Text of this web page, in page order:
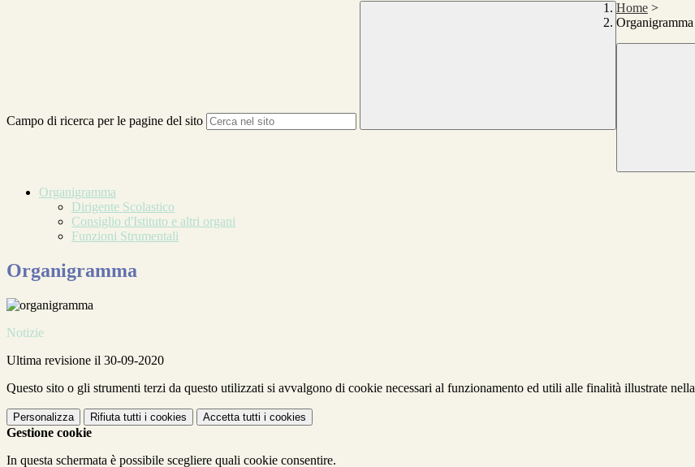
Campo di ricerca per le pagine del sito
Home >
Organigramma
Organigramma
Dirigente Scolastico
Consiglio d'Istituto e altri organi
Funzioni Strumentali
Organigramma
Notizie
Ultima revisione il 30-09-2020
Questo sito o gli strumenti terzi da questo utilizzati si avvalgono di cookie necessari al funzionamento ed utili alle finalità illustrate nella
Personalizza Rifiuta tutti i cookies Accetta tutti i cookies
Gestione cookie
In questa schermata è possibile scegliere quali cookie consentire.